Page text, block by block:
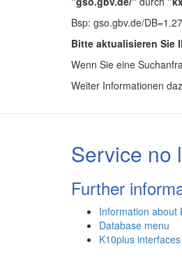
Bsp: gso.gbv.de/
Bitte aktualisieren Sie
Wenn Sie eine
Weiter Informationen
Service no
Further
Information about
Database menu
K10plus interfaces